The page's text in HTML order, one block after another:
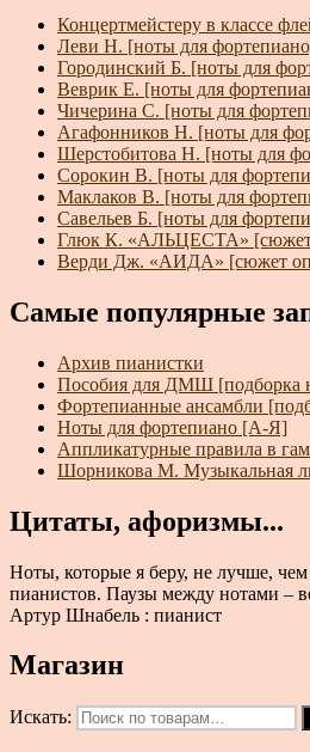
Концертмейстеру в классе
Леви Н. [ноты для
Городинский Б. [ноты для
Веврик Е. [ноты для
Чичерина С. [ноты для
Агафонников Н. [ноты для
Шерстобитова Н. [ноты для
Сорокин В. [ноты для
Маклаков В. [ноты для
Савельев Б. [ноты для
Глюк К. «АЛЬЦЕСТА»
Верди Дж. «АИДА» [сюжет
Самые популярные
Архив пианистки
Пособия для ДМШ [подборка
Фортепианные ансамбли
Ноты для фортепиано [А-Я]
Аппликатурные правила в
Шорникова М. Музыкальная
Цитаты, афоризмы...
Ноты, которые я беру, не лучше,
пианистов. Паузы между нотами –
Артур Шнабель : пианист
Магазин
Искать: